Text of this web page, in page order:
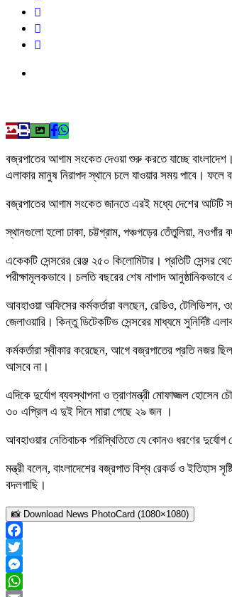
বজ্রপাতের আগাম সংকেত দেওয়া শুরু করতে যাচ্ছে
এলাকার মানুষ নিরাপদ স্থানে চলে যাওয়ার সময় পাবে।
বজ্রপাতের আগাম সংকেত জানতে এরই মধ্যে দেশের আটটি
স্থানগুলো হলো ঢাকা, চট্টগ্রাম, পঞ্চগড়ের তেঁতুলিয়া, নওগাঁর
একেকটি সেন্সরের রেঞ্জ ২৫০ কিলোমিটার। প্রতিটি
পরীক্ষামূলকভাবে। চলতি বছরের শেষ নাগাদ
আবহাওয়া অফিসের কর্মকর্তারা বলছেন, রেডিও, টেলিভিশন,
জেলাওয়ারি। কিন্তু ডিটেকটিভ সেন্সরের মাধ্যমে সুনির্দিষ্ট
কর্মকর্তারা স্বীকার করেছেন, আগে বজ্রপাতের প্রতি নজর
আসবে না।
এদিকে দুর্যোগ ব্যবস্থাপনা ও ত্রাণমন্ত্রী মোফাজ্জল
৩০ এপ্রিল এ দুই দিনে মারা গেছে ২৯ জন ।
আবহাওয়ার নেতিবাচক পরিস্থিতিতে যে কোনও ধরণের
মন্ত্রী বলেন, বাংলাদেশের বজ্রপাত বিশ্ব রেকর্ড ও ইতিহাস
বদলগাছি।
📸 Download News PhotoCard (1080×1080)
Facebook
Twitter
Messenger